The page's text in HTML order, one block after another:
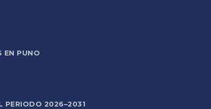
EN PUNO
PERIODO 2026–2031